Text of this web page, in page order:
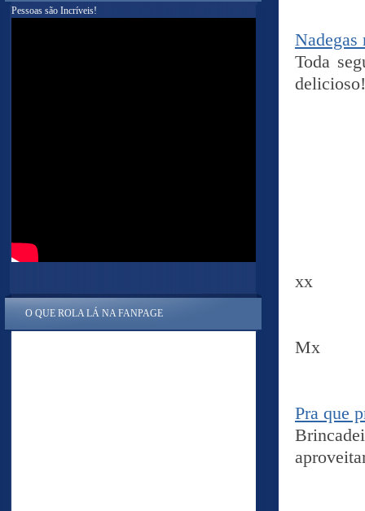
Toda
delicioso!
xx
Mx
Pra que
Pessoas são Incríveis!
O QUE ROLA LÁ NA FANPAGE